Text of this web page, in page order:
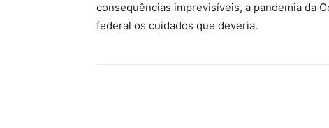
consequências imprevisíveis, a pandemia da
federal os cuidados que deveria.